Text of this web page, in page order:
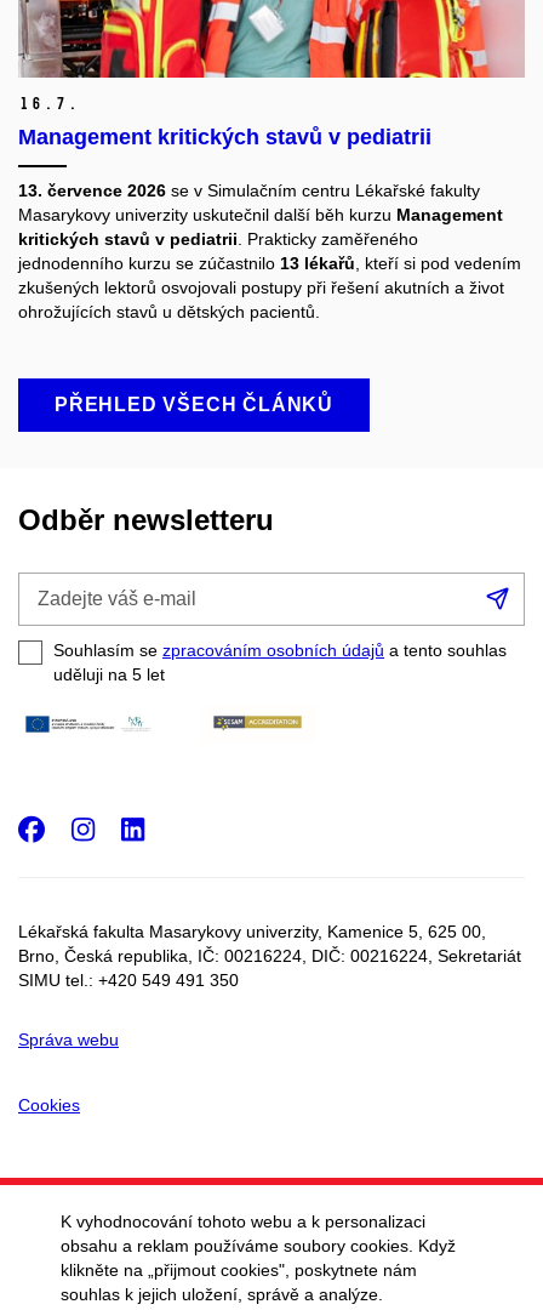
16. 7.
Management kritických stavů v pediatrii
13. července 2026 se v Simulačním centru Lékařské fakulty
Masarykovy univerzity uskutečnil další běh kurzu Management
kritických stavů v pediatrii . Prakticky zaměřeného
jednodenního kurzu se zúčastnilo 13 lékařů , kteří si pod vedením
zkušených lektorů osvojovali postupy při řešení akutních a život
ohrožujících stavů u dětských pacientů.
PŘEHLED VŠECH ČLÁNKŮ
Odběr newsletteru
e-
mail
Souhlasím se zpracováním osobních údajů a tento souhlas
uděluji na 5 let
Lékařská fakulta Masarykovy univerzity, Kamenice 5, 625 00,
Brno, Česká republika, IČ: 00216224 , DIČ: 00216224, Sekretariát
SIMU tel.: +420 549 491 350
Správa webu
Cookies
Facebook
Instagram
K vyhodnocování tohoto webu a k personalizaci
obsahu a reklam používáme soubory cookies. Když
klikněte na „přijmout cookies", poskytnete nám
souhlas k jejich uložení, správě a analýze.